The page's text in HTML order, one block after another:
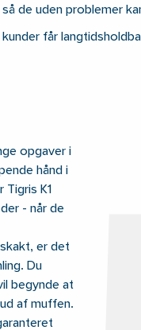
de uden problemer
får
opgaver i
hånd i
K1
- når de
er det
Du
begynde at
af muffen.